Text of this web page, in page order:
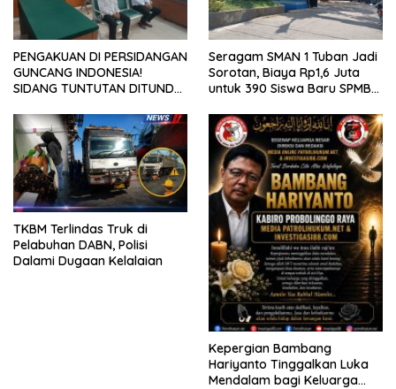
PENGAKUAN DI PERSIDANGAN
GUNCANG INDONESIA!
SIDANG TUNTUTAN DITUNDA,
MENGAMUK DI PN MALANG
Seragam SMAN 1 Tuban Jadi
Sorotan, Biaya Rp1,6 Juta
untuk 390 Siswa Baru SPMB
TKBM Terlindas Truk di
Pelabuhan DABN, Polisi
Dalami Dugaan Kelalaian
Kepergian Bambang
Hariyanto Tinggalkan Luka
Mendalam bagi Keluarga